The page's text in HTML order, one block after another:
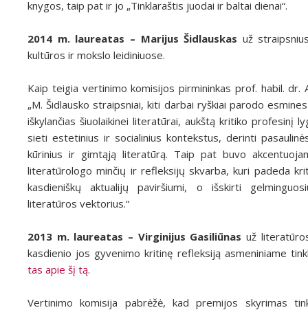
knygos, taip pat ir jo „Tinklaraštis juodai ir baltai dienai“.
2014 m. laureatas – Marijus Šidlauskas už
kultūros ir mokslo leidiniuose.
Kaip teigia vertinimo komisijos pirmininkas prof. habil. dr.
„M. Šidlausko straipsniai, kiti darbai ryškiai parodo
iškylančias šiuolaikinei literatūrai, aukštą kritiko profesinį
sieti estetinius ir socialinius kontekstus, derinti
kūrinius ir gimtąją literatūrą. Taip pat buvo
literatūrologo minčių ir refleksijų skvarba, kuri padeda
kasdieniškų aktualijų paviršiumi, o išskirti
literatūros vektorius.“
2013 m. laureatas – Virginijus Gasiliūnas už
kasdienio jos gyvenimo kritinę refleksiją asmeniniame
tas apie šį tą.
Vertinimo komisija pabrėžė, kad premijos skyrimas